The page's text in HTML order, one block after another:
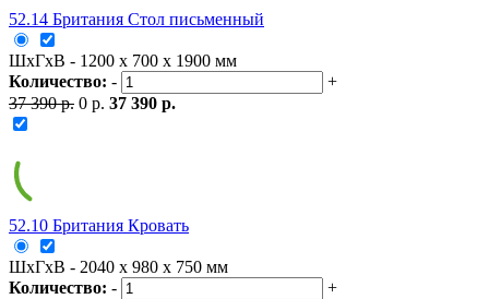
52.14 Британия Стол письменный
ШxГxВ - 1200 x 700 x 1900 мм
Количество: -
+
37 390 р. 0 р. 37 390 р.
52.10 Британия Кровать
ШxГxВ - 2040 x 980 x 750 мм
Количество: -
+